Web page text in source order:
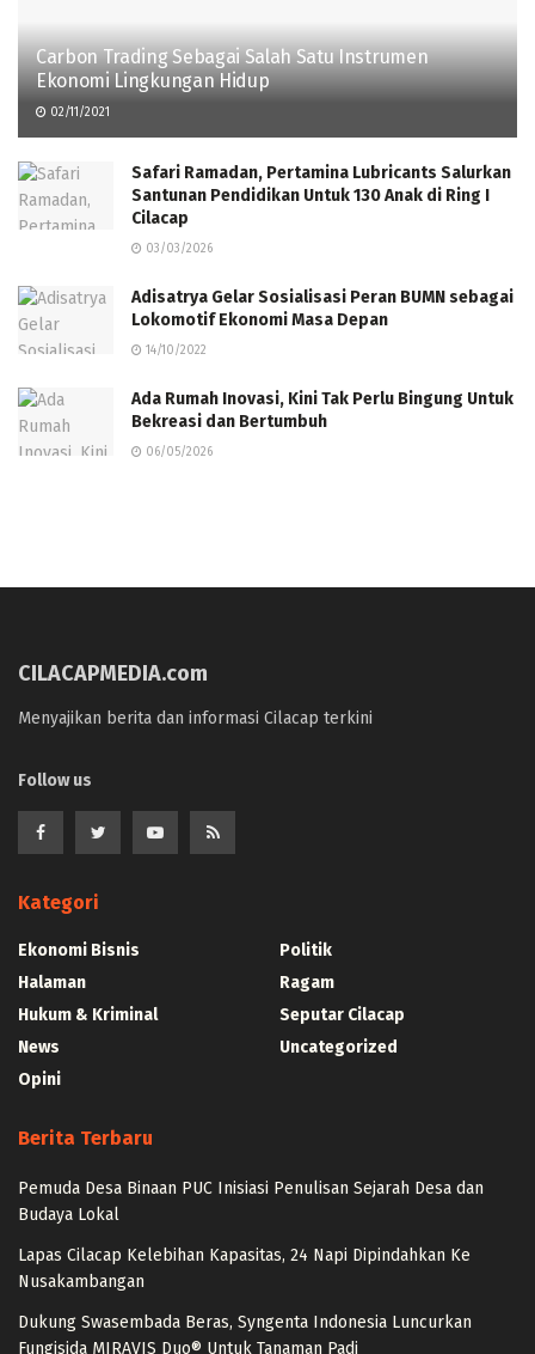
Carbon Trading Sebagai Salah Satu Instrumen
Ekonomi Lingkungan Hidup
02/11/2021
Safari Ramadan, Pertamina Lubricants Salurkan
Santunan Pendidikan Untuk 130 Anak di Ring I
Cilacap
03/03/2026
Adisatrya Gelar Sosialisasi Peran BUMN sebagai
Lokomotif Ekonomi Masa Depan
14/10/2022
Ada Rumah Inovasi, Kini Tak Perlu Bingung Untuk
Bekreasi dan Bertumbuh
06/05/2026
CILACAPMEDIA.com
Menyajikan berita dan informasi Cilacap terkini
Follow us
Kategori
Ekonomi Bisnis
Halaman
Hukum & Kriminal
News
Opini
Politik
Ragam
Seputar Cilacap
Uncategorized
Berita Terbaru
Pemuda Desa Binaan PUC Inisiasi Penulisan Sejarah Desa dan
Budaya Lokal
Lapas Cilacap Kelebihan Kapasitas, 24 Napi Dipindahkan Ke
Nusakambangan
Dukung Swasembada Beras, Syngenta Indonesia Luncurkan
Fungisida MIRAVIS Duo® Untuk Tanaman Padi